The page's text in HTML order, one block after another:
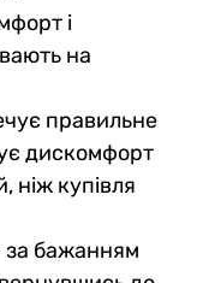
і
на
правильне
дискомфорт
ніж купівля
за бажанням